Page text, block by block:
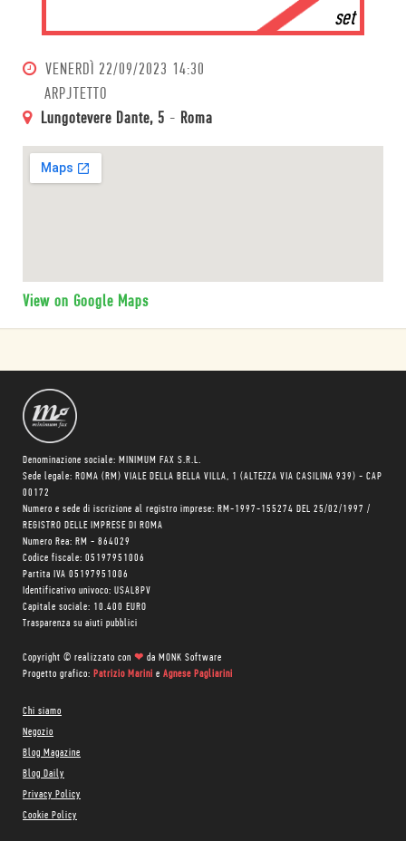
set
VENERDÌ 22/09/2023 14:30
ARPJTETTO
Lungotevere Dante, 5 - Roma
View on Google Maps
Denominazione sociale: MINIMUM FAX S.R.L.
Sede legale: ROMA (RM) VIALE DELLA BELLA VILLA, 1 (ALTEZZA VIA CASILINA 939) - CAP
00172
Numero e sede di iscrizione al registro imprese: RM-1997-155274 DEL 25/02/1997 /
REGISTRO DELLE IMPRESE DI ROMA
Numero Rea: RM - 864029
Codice fiscale: 05197951006
Partita IVA 05197951006
Identificativo univoco: USAL8PV
Capitale sociale: 10.400 EURO
Trasparenza su aiuti pubblici
Copyright © realizzato con ❤ da MONK Software
Progetto grafico: Patrizio Marini e Agnese Pagliarini
Chi siamo
Negozio
Blog Magazine
Blog Daily
Privacy Policy
Cookie Policy